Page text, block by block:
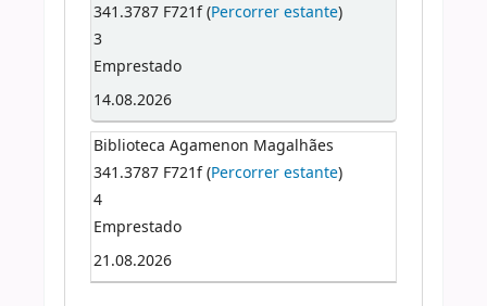
341.3787 F721f (Percorrer estante)
3
Emprestado
14.08.2026
Biblioteca Agamenon Magalhães
341.3787 F721f (Percorrer estante)
4
Emprestado
21.08.2026